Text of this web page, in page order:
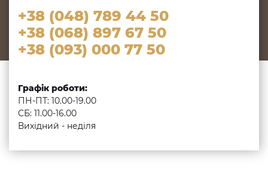
+38 (048) 789 44 50
+38 (068) 897 67 50
+38 (093) 000 77 50
Графік роботи:
ПН-ПТ: 10.00-19.00
СБ: 11.00-16.00
Вихідний - неділя